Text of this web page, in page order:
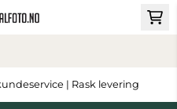
| Rask levering